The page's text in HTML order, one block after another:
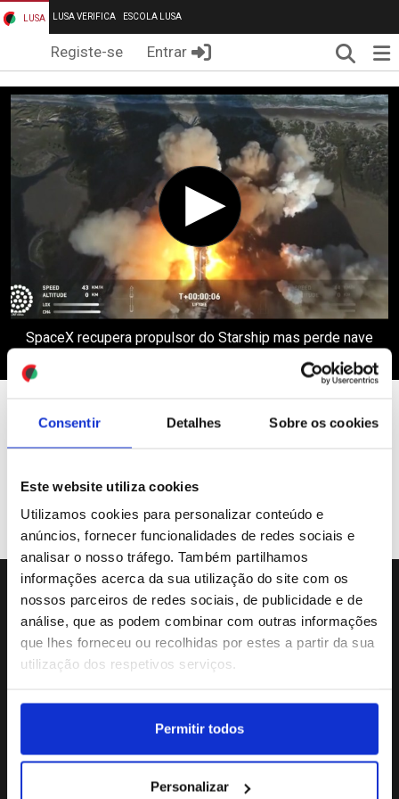
Consentir Detalhes Sobre os cookies
Este website utiliza cookies
Utilizamos cookies para personalizar conteúdo e
anúncios, fornecer funcionalidades de redes sociais e
analisar o nosso tráfego. Também partilhamos
informações acerca da sua utilização do site com os
nossos parceiros de redes sociais, de publicidade e de
análise, que as podem combinar com outras informações
que lhes forneceu ou recolhidas por estes a partir da sua
utilização dos respetivos serviços.
Permitir todos
Personalizar
LUSA LUSA VERIFICA ESCOLA LUSA
Registe-se Entrar
SpaceX recupera propulsor do Starship mas perde nave
Galeria de Vídeos
Sede da Agência
Rua Dr.João Couto Lote C
(+351) 217116500
Social